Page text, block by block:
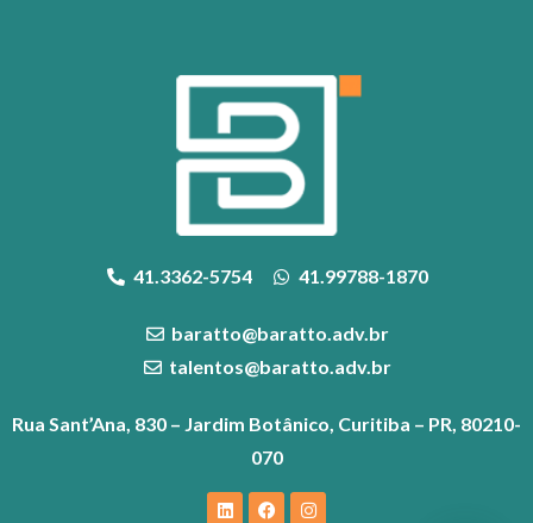
41.3362-5754 41.99788-1870
baratto@baratto.adv.br
talentos@baratto.adv.br
Rua Sant’Ana, 830 – Jardim Botânico, Curitiba – PR, 80210-
070